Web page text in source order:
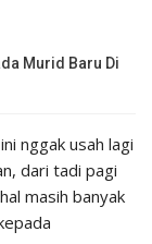
Murid Baru Di
nggak usah lagi
dari tadi pagi
masih banyak